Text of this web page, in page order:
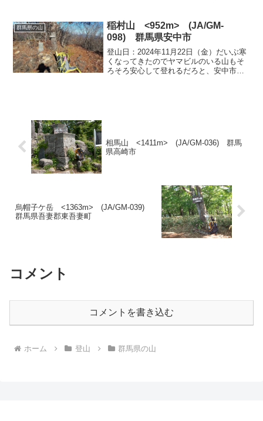
ら距離のない高間山とした。八ッ場ダム
の道の駅でトイレ...
群馬県の山
稲村山 <952m> (JA/GM-
098) 群馬県安中市
登山日：2024年11月22日（金）だいぶ寒
くなってきたのでヤマビルのいる山もそ
ろそろ安心して登れるだろと、安中市の
相馬山 <1411m> (JA/GM-036) 群馬
県高崎市
烏帽子ケ岳 <1363m> (JA/GM-039)
群馬県吾妻郡東吾妻町
コメント
コメントを書き込む
ホーム 登山 群馬県の山